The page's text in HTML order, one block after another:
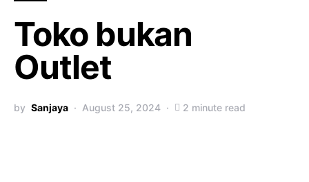
Toko bukan
Outlet
by Sanjaya August 25, 2024 2 minute read